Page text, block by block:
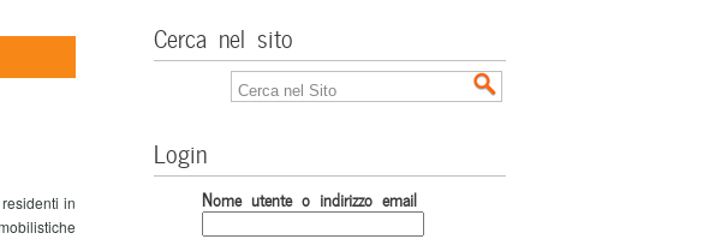
in
Cerca nel sito
Login
Nome utente o indirizzo email